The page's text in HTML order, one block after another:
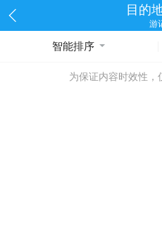
目的
游
智能排序
为保证内容时效性，